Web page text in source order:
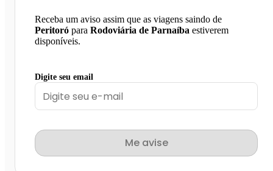
Receba um aviso assim que as viagens saindo de
Peritoró para Rodoviária de Parnaíba estiverem
disponíveis.
Digite seu email
Me avise